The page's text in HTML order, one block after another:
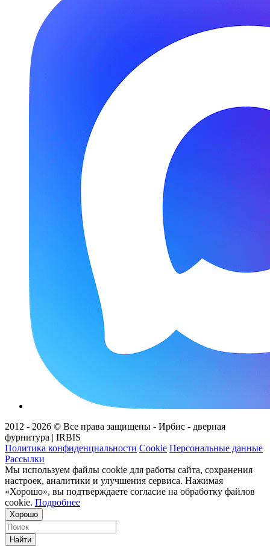
2012 - 2026 © Все права защищены - Ирбис - дверная
фурнитура | IRBIS
Политика конфиденциальности Cookie Персональные данные
Рассылки
Мы используем файлы cookie для работы сайта, сохранения
настроек, аналитики и улучшения сервиса. Нажимая
«Хорошо», вы подтверждаете согласие на обработку файлов
cookie. Подробнее
Хорошо
Найти